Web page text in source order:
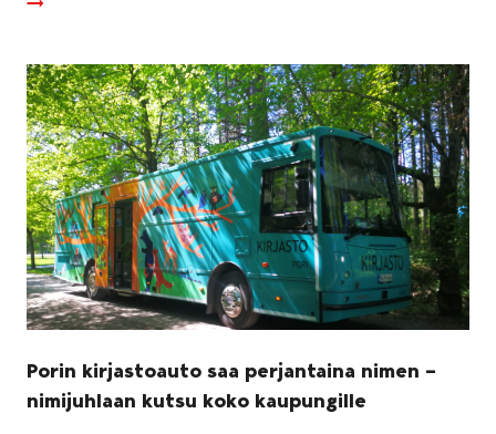
Porin kirjastoauto saa perjantaina nimen –
nimijuhlaan kutsu koko kaupungille